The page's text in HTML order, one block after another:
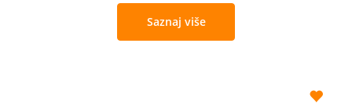
Saznaj više